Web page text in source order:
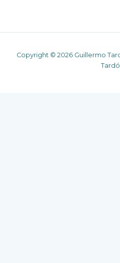
Copyright © 2026 Guillermo